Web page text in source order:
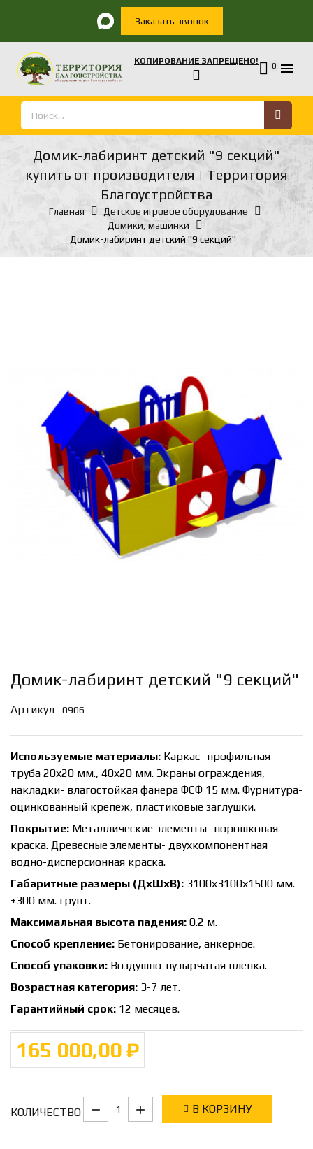
Заказать звонок
КОПИРОВАНИЕ ЗАПРЕЩЕНО! 0 
Домик-лабиринт детский "9 секций"
купить от производителя | Территория
Благоустройства
Главная
Детское игровое оборудование
Домики, машинки
Домик-лабиринт детский "9 секций"
Домик-лабиринт детский "9 секций"
Артикул 0906
Используемые материалы: Каркас- профильная
труба 20х20 мм., 40х20 мм. Экраны ограждения,
накладки- влагостойкая фанера ФСФ 15 мм. Фурнитура-
оцинкованный крепеж, пластиковые заглушки.
Покрытие: Металлические элементы- порошковая
краска. Древесные элементы- двухкомпонентная
водно-дисперсионная краска.
Габаритные размеры (ДхШхВ): 3100х3100х1500 мм.
+300 мм. грунт.
Максимальная высота падения: 0.2 м.
Способ крепление: Бетонирование, анкерное.
Способ упаковки: Воздушно-пузырчатая пленка.
Возрастная категория: 3-7 лет.
Гарантийный срок: 12 месяцев.
165 000,00 ₽
КОЛИЧЕСТВО В КОРЗИНУ